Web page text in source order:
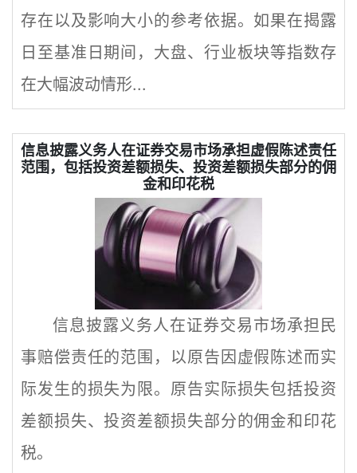
存在以及影响大小的参考依据。如果在揭露
日至基准日期间，大盘、行业板块等指数存
在大幅波动情形...
信息披露义务人在证券交易市场承担虚假陈述责任
范围，包括投资差额损失、投资差额损失部分的佣
金和印花税
信息披露义务人在证券交易市场承担民
事赔偿责任的范围，以原告因虚假陈述而实
际发生的损失为限。原告实际损失包括投资
差额损失、投资差额损失部分的佣金和印花
税。